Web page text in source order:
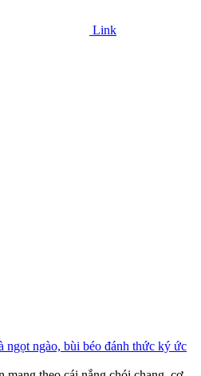
Link
ngọt ngào, bùi béo đánh thức ký ức